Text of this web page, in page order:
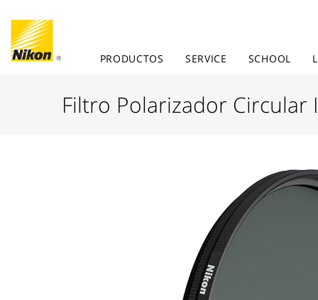
PRODUCTOS SERVICE SCHOOL
Filtro Polarizador Circular